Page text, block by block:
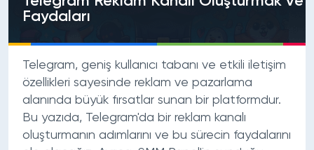
Faydaları
Telegram, geniş kullanıcı tabanı ve etkili iletişim
özellikleri sayesinde reklam ve pazarlama
alanında büyük fırsatlar sunan bir platformdur.
Bu yazıda, Telegram'da bir reklam kanalı
oluşturmanın adımlarını ve bu sürecin faydalarını